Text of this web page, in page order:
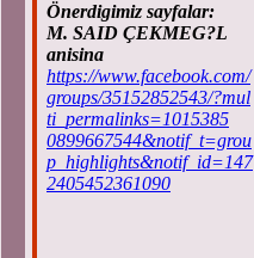
Önerdigimiz sayfalar:
M. SAID ÇEKMEG?L
anisina
https://www.facebook.com/
groups/35152852543/?mul
ti_permalinks=1015385
0899667544&notif_t=grou
p_highlights&notif_id=147
2405452361090